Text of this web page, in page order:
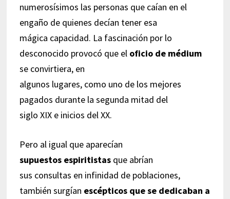
numerosísimos las personas que caían en el
engaño de quienes decían tener esa
mágica capacidad. La fascinación por lo
desconocido provocó que el oficio de médium
se convirtiera, en
algunos lugares, como uno de los mejores
pagados durante la segunda mitad del
siglo XIX e inicios del XX.
Pero al igual que aparecían
supuestos espiritistasque abrían
sus consultas en infinidad de poblaciones,
también surgían escépticos que se dedicaban a